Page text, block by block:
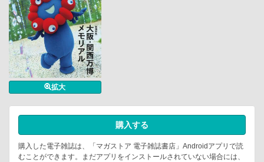
拡大
購入する
購入した電子雑誌は、「マガストア 電子雑誌書店」Androidアプリで読
むことができます。まだアプリをインストールされていない場合には、